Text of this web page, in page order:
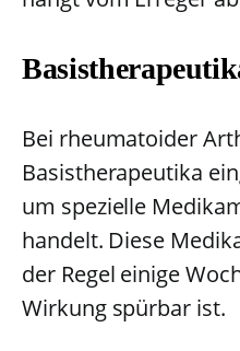
Bei rheumatoider
Basistherapeutika
um spezielle
handelt. Diese
der Regel einige
Wirkung spürbar ist.